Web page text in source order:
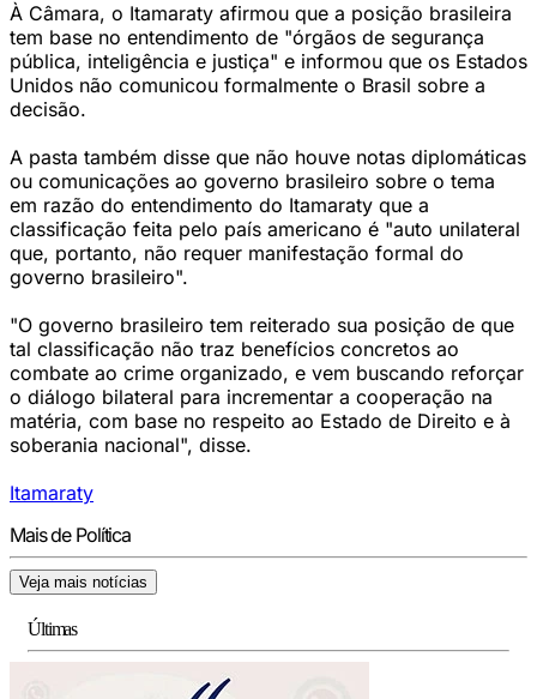
À Câmara, o Itamaraty afirmou que a posição brasileira
tem base no entendimento de "órgãos de segurança
pública, inteligência e justiça" e informou que os Estados
Unidos não comunicou formalmente o Brasil sobre a
decisão.
A pasta também disse que não houve notas diplomáticas
ou comunicações ao governo brasileiro sobre o tema
em razão do entendimento do Itamaraty que a
classificação feita pelo país americano é "auto unilateral
que, portanto, não requer manifestação formal do
governo brasileiro".
"O governo brasileiro tem reiterado sua posição de que
tal classificação não traz benefícios concretos ao
combate ao crime organizado, e vem buscando reforçar
o diálogo bilateral para incrementar a cooperação na
matéria, com base no respeito ao Estado de Direito e à
soberania nacional", disse.
Itamaraty
Mais de Política
Veja mais notícias
Últimas